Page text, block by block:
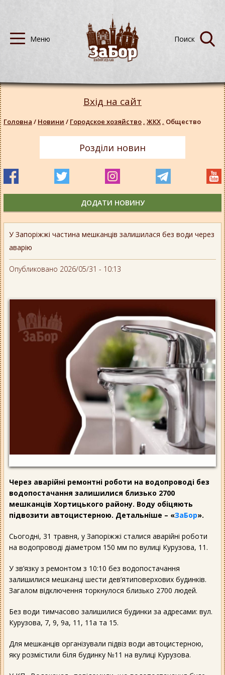
У Запоріжжі частина мешканців залишилася без води через
аварію
Опубликовано 2026/05/31 - 10:13
Через аварійні ремонтні роботи на водопроводі без
водопостачання залишилися близько 2700
мешканців Хортицького району. Воду обіцяють
підвозити автоцистерною. Детальніше – «ЗаБор».
Сьогодні, 31 травня, у Запоріжжі сталися аварійні роботи
на водопроводі діаметром 150 мм по вулиці Курузова, 11.
У зв’язку з ремонтом з 10:10 без водопостачання
залишилися мешканці шести дев’ятиповерхових будинків.
Загалом відключення торкнулося близько 2700 людей.
Без води тимчасово залишилися будинки за адресами: вул.
Курузова, 7, 9, 9а, 11, 11а та 15.
Для мешканців організували підвіз води автоцистерною,
яку розмістили біля будинку №11 на вулиці Курузова.
Вхід на сайт
Головна / Новини / Городское хозяйство , ЖКХ , Общество
Розділи новин
ДОДАТИ НОВИНУ